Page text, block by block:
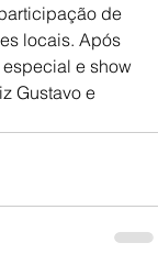
de
locais. Após
e show
Gustavo e